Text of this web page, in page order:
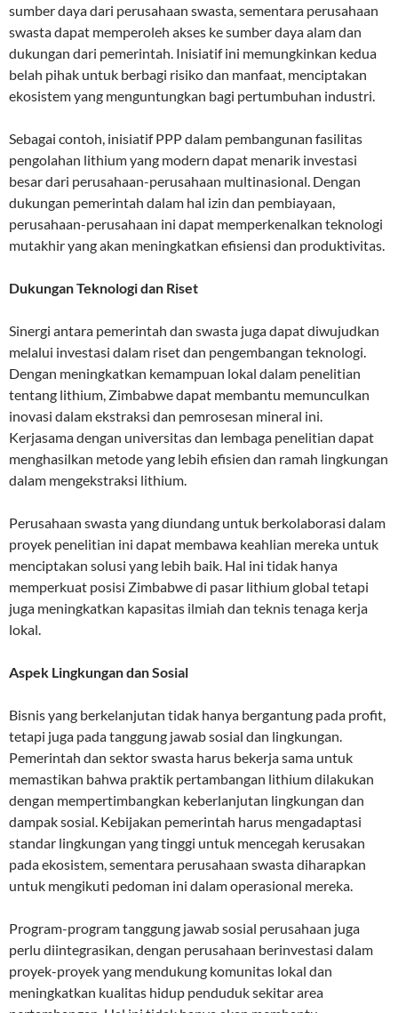
sumber daya dari perusahaan swasta, sementara perusahaan
swasta dapat memperoleh akses ke sumber daya alam dan
dukungan dari pemerintah. Inisiatif ini memungkinkan kedua
belah pihak untuk berbagi risiko dan manfaat, menciptakan
ekosistem yang menguntungkan bagi pertumbuhan industri.
Sebagai contoh, inisiatif PPP dalam pembangunan fasilitas
pengolahan lithium yang modern dapat menarik investasi
besar dari perusahaan-perusahaan multinasional. Dengan
dukungan pemerintah dalam hal izin dan pembiayaan,
perusahaan-perusahaan ini dapat memperkenalkan teknologi
mutakhir yang akan meningkatkan efisiensi dan produktivitas.
Dukungan Teknologi dan Riset
Sinergi antara pemerintah dan swasta juga dapat diwujudkan
melalui investasi dalam riset dan pengembangan teknologi.
Dengan meningkatkan kemampuan lokal dalam penelitian
tentang lithium, Zimbabwe dapat membantu memunculkan
inovasi dalam ekstraksi dan pemrosesan mineral ini.
Kerjasama dengan universitas dan lembaga penelitian dapat
menghasilkan metode yang lebih efisien dan ramah lingkungan
dalam mengekstraksi lithium.
Perusahaan swasta yang diundang untuk berkolaborasi dalam
proyek penelitian ini dapat membawa keahlian mereka untuk
menciptakan solusi yang lebih baik. Hal ini tidak hanya
memperkuat posisi Zimbabwe di pasar lithium global tetapi
juga meningkatkan kapasitas ilmiah dan teknis tenaga kerja
lokal.
Aspek Lingkungan dan Sosial
Bisnis yang berkelanjutan tidak hanya bergantung pada profit,
tetapi juga pada tanggung jawab sosial dan lingkungan.
Pemerintah dan sektor swasta harus bekerja sama untuk
memastikan bahwa praktik pertambangan lithium dilakukan
dengan mempertimbangkan keberlanjutan lingkungan dan
dampak sosial. Kebijakan pemerintah harus mengadaptasi
standar lingkungan yang tinggi untuk mencegah kerusakan
pada ekosistem, sementara perusahaan swasta diharapkan
untuk mengikuti pedoman ini dalam operasional mereka.
Program-program tanggung jawab sosial perusahaan juga
perlu diintegrasikan, dengan perusahaan berinvestasi dalam
proyek-proyek yang mendukung komunitas lokal dan
meningkatkan kualitas hidup penduduk sekitar area